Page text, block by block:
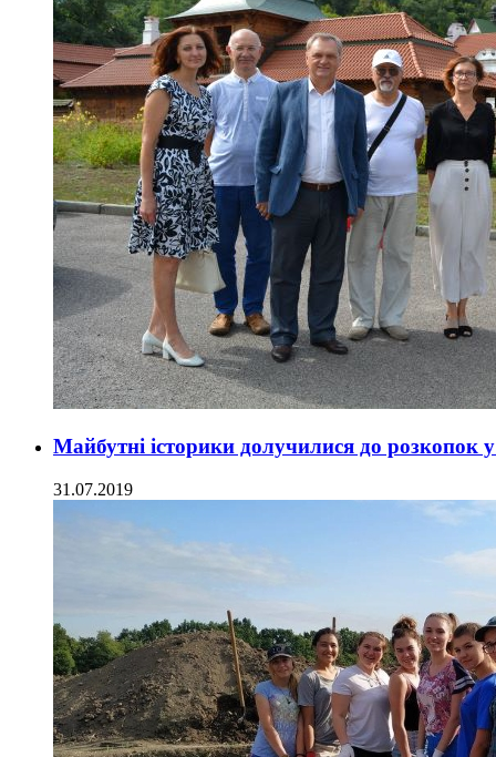
Майбутні історики долучилися до розкопок
31.07.2019